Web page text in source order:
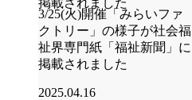
3/25(火)開催「みらいファ
クトリー」の様子が社会福
祉界専門紙「福祉新聞」に
掲載されました
2025.04.16